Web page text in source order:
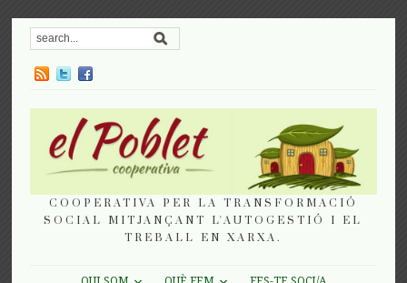
COOPERATIVA PER LA TRANSFORMACIÓ
SOCIAL MITJANÇANT L'AUTOGESTIÓ I EL
TREBALL EN XARXA.